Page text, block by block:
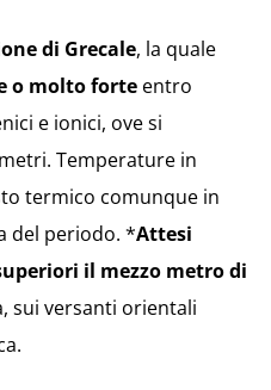
di Grecale, la quale
o molto forte entro
e ionici, ove si
Temperature in
termico comunque in
del periodo. *Attesi
il mezzo metro di
sui versanti orientali